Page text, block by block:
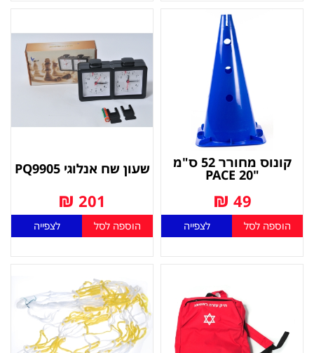
קונוס מחורר 52 ס"מ
"PACE 20
49
₪
הוספה לסל לצפייה
שעון שח אנלוגי PQ9905
201
₪
הוספה לסל לצפייה